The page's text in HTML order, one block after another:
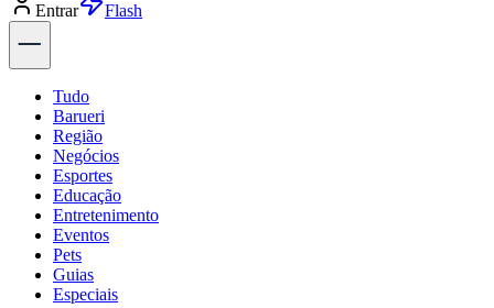
Entrar
Explorar
Tudo
Barueri
Região
Negócios
Esportes
Educação
Entretenimento
Eventos
Pets
Guias
Especiais